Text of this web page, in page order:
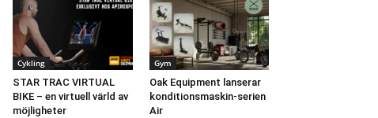
Cykling
STAR TRAC VIRTUAL
BIKE – en virtuell värld av
möjligheter
Gym
Oak Equipment lanserar
konditionsmaskin-serien
Air